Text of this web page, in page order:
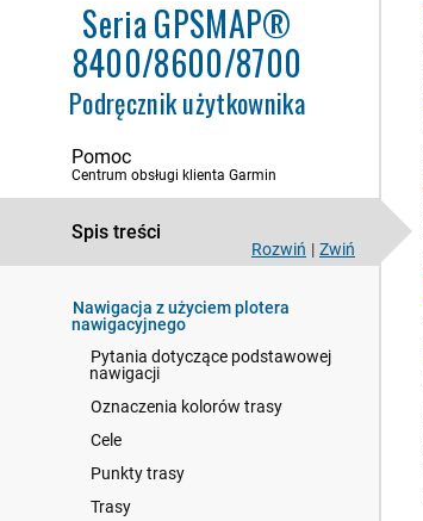
Seria GPSMAP®
8400/8600/8700
Podręcznik użytkownika
Pomoc
Centrum obsługi klienta Garmin
Spis treści
Rozwiń | Zwiń
Sterowanie ploterem nawigacyjnym
Aplikacja ActiveCaptain
bezprzewodowymi
Mapy i widoki 3D mapy
Garmin Quickdraw Contours —
mapy
Nawigacja z użyciem plotera
nawigacyjnego
Pytania dotyczące podstawowej
nawigacji
Oznaczenia kolorów trasy
Cele
Punkty trasy
Trasy